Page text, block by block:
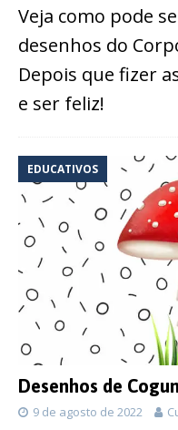
Veja como pode
desenhos do
Depois que fizer
e ser feliz!
EDUCATIVOS
Desenhos de
9 de agosto de 2022